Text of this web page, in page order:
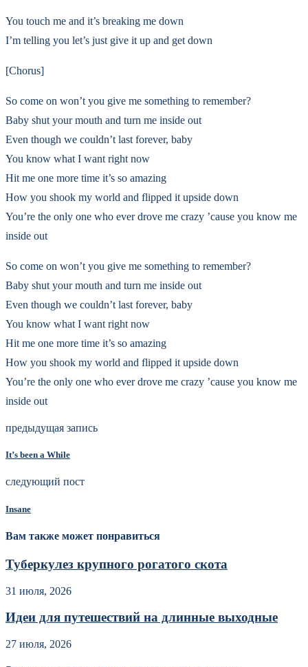
You touch me and it’s breaking me down
I’m telling you let’s just give it up and get down
[Chorus]
So come on won’t you give me something to remember?
Baby shut your mouth and turn me inside out
Even though we couldn’t last forever, baby
You know what I want right now
Hit me one more time it’s so amazing
How you shook my world and flipped it upside down
You’re the only one who ever drove me crazy ’cause you know me
inside out
So come on won’t you give me something to remember?
Baby shut your mouth and turn me inside out
Even though we couldn’t last forever, baby
You know what I want right now
Hit me one more time it’s so amazing
How you shook my world and flipped it upside down
You’re the only one who ever drove me crazy ’cause you know me
inside out
предыдущая запись
It’s been a While
следующий пост
Insane
Вам также может понравиться
Туберкулез крупного рогатого скота
31 июля, 2026
Идеи для путешествий на длинные выходные
27 июля, 2026